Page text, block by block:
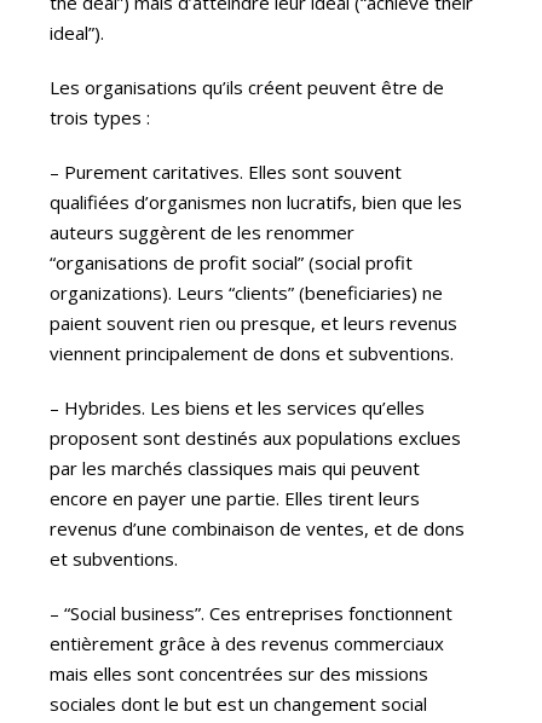
ideal”).
Les organisations qu’ils créent peuvent être de
trois types :
– Purement caritatives. Elles sont souvent
qualifiées d’organismes non lucratifs, bien que les
auteurs suggèrent de les renommer
“organisations de profit social” (social profit
organizations). Leurs “clients” (beneficiaries) ne
paient souvent rien ou presque, et leurs revenus
viennent principalement de dons et subventions.
– Hybrides. Les biens et les services qu’elles
proposent sont destinés aux populations exclues
par les marchés classiques mais qui peuvent
encore en payer une partie. Elles tirent leurs
revenus d’une combinaison de ventes, et de dons
et subventions.
– “Social business”. Ces entreprises fonctionnent
entièrement grâce à des revenus commerciaux
mais elles sont concentrées sur des missions
sociales dont le but est un changement social